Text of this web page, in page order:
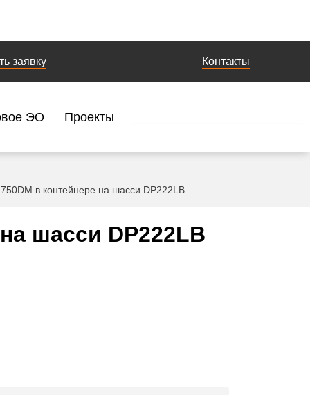
заявку Контакты
ЭО Проекты
в контейнере на шасси DP222LB
шасси DP222LB